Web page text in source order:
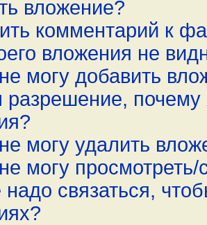
вложение?
комментарий к
вложения не
могу добавить
разрешение,
могу удалить
могу просмотреть/
связаться,